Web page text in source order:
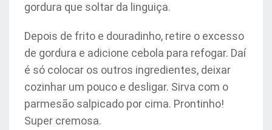
gordura que soltar da linguiça.
Depois de frito e douradinho, retire o excesso
de gordura e adicione cebola para refogar. Daí
é só colocar os outros ingredientes, deixar
cozinhar um pouco e desligar. Sirva com o
parmesão salpicado por cima. Prontinho!
Super cremosa.